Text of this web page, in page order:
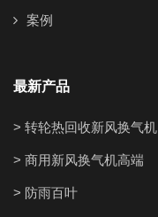
案例
最新产品
> 转轮热回收新风换气机
> 商用新风换气机高端
> 防雨百叶